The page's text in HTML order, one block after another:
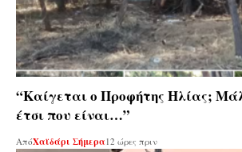
“Καίγεται ο Προφήτης Ηλίας;
έτσι που είναι…”
ΑπόΧαϊδάρι Σήμερα12 ώρες πριν